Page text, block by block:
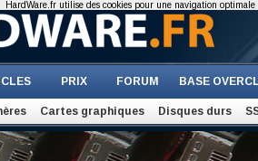
PRIX FORUM BASE
Cartes graphiques Disques durs
HardWare.fr utilise des cookies pour une navigation